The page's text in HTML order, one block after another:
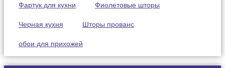
Фартук для кухни Фиолетовые шторы
Черная кухня Шторы прованс
обои для прихожей